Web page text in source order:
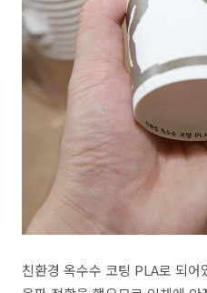
친환경 옥수수 코팅 PLA로 되